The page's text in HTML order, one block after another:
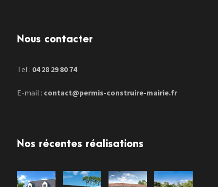
Nous contacter
Tel : 04 28 29 80 74
E-mail : contact@permis-construire-mairie.fr
Nos récentes réalisations